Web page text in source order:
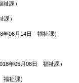
祉課）
課）
年06月14日 福祉課）
年05月08日 福祉課）
福祉課）